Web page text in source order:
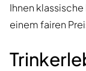
Ihnen
einem fairen